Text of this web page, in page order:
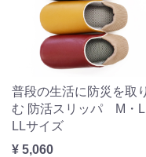
普段の生活に防災を取
む 防活スリッパ M・L
LLサイズ
¥ 5,060